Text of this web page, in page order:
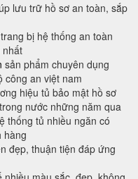
lưu trữ hồ sơ an toàn, sắp
trang bị hệ thống an toàn
nhất
sản phẩm chuyên dụng
công an việt nam
hiệu tủ bảo mật hồ sơ
nước những năm qua
thống tủ nhiều ngăn có
hàng
đẹp, thuận tiện đáp ứng